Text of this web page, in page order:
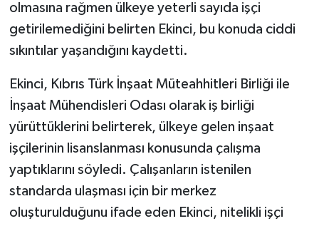
olmasına rağmen ülkeye yeterli sayıda işçi
getirilemediğini belirten Ekinci, bu konuda ciddi
sıkıntılar yaşandığını kaydetti.
Ekinci, Kıbrıs Türk İnşaat Müteahhitleri Birliği ile
İnşaat Mühendisleri Odası olarak iş birliği
yürüttüklerini belirterek, ülkeye gelen inşaat
işçilerinin lisanslanması konusunda çalışma
yaptıklarını söyledi. Çalışanların istenilen
standarda ulaşması için bir merkez
oluşturulduğunu ifade eden Ekinci, nitelikli işçi